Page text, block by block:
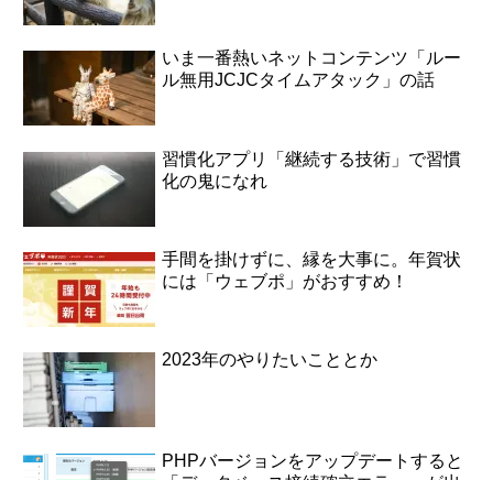
いま一番熱いネットコンテンツ「ルー
ル無用JCJCタイムアタック」の話
習慣化アプリ「継続する技術」で習慣
化の鬼になれ
手間を掛けずに、縁を大事に。年賀状
には「ウェブポ」がおすすめ！
2023年のやりたいこととか
PHPバージョンをアップデートすると